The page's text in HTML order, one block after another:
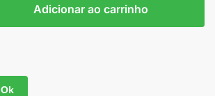
Adicionar ao carrinho
Ok